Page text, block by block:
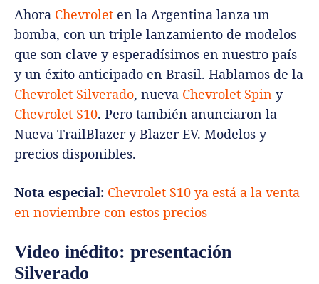
Ahora Chevrolet en la Argentina lanza un
bomba, con un triple lanzamiento de modelos
que son clave y esperadísimos en nuestro país
y un éxito anticipado en Brasil. Hablamos de la
Chevrolet Silverado, nueva Chevrolet Spin y
Chevrolet S10. Pero también anunciaron la
Nueva TrailBlazer y Blazer EV. Modelos y
precios disponibles.
Nota especial: Chevrolet S10 ya está a la venta
en noviembre con estos precios
Video inédito: presentación
Silverado